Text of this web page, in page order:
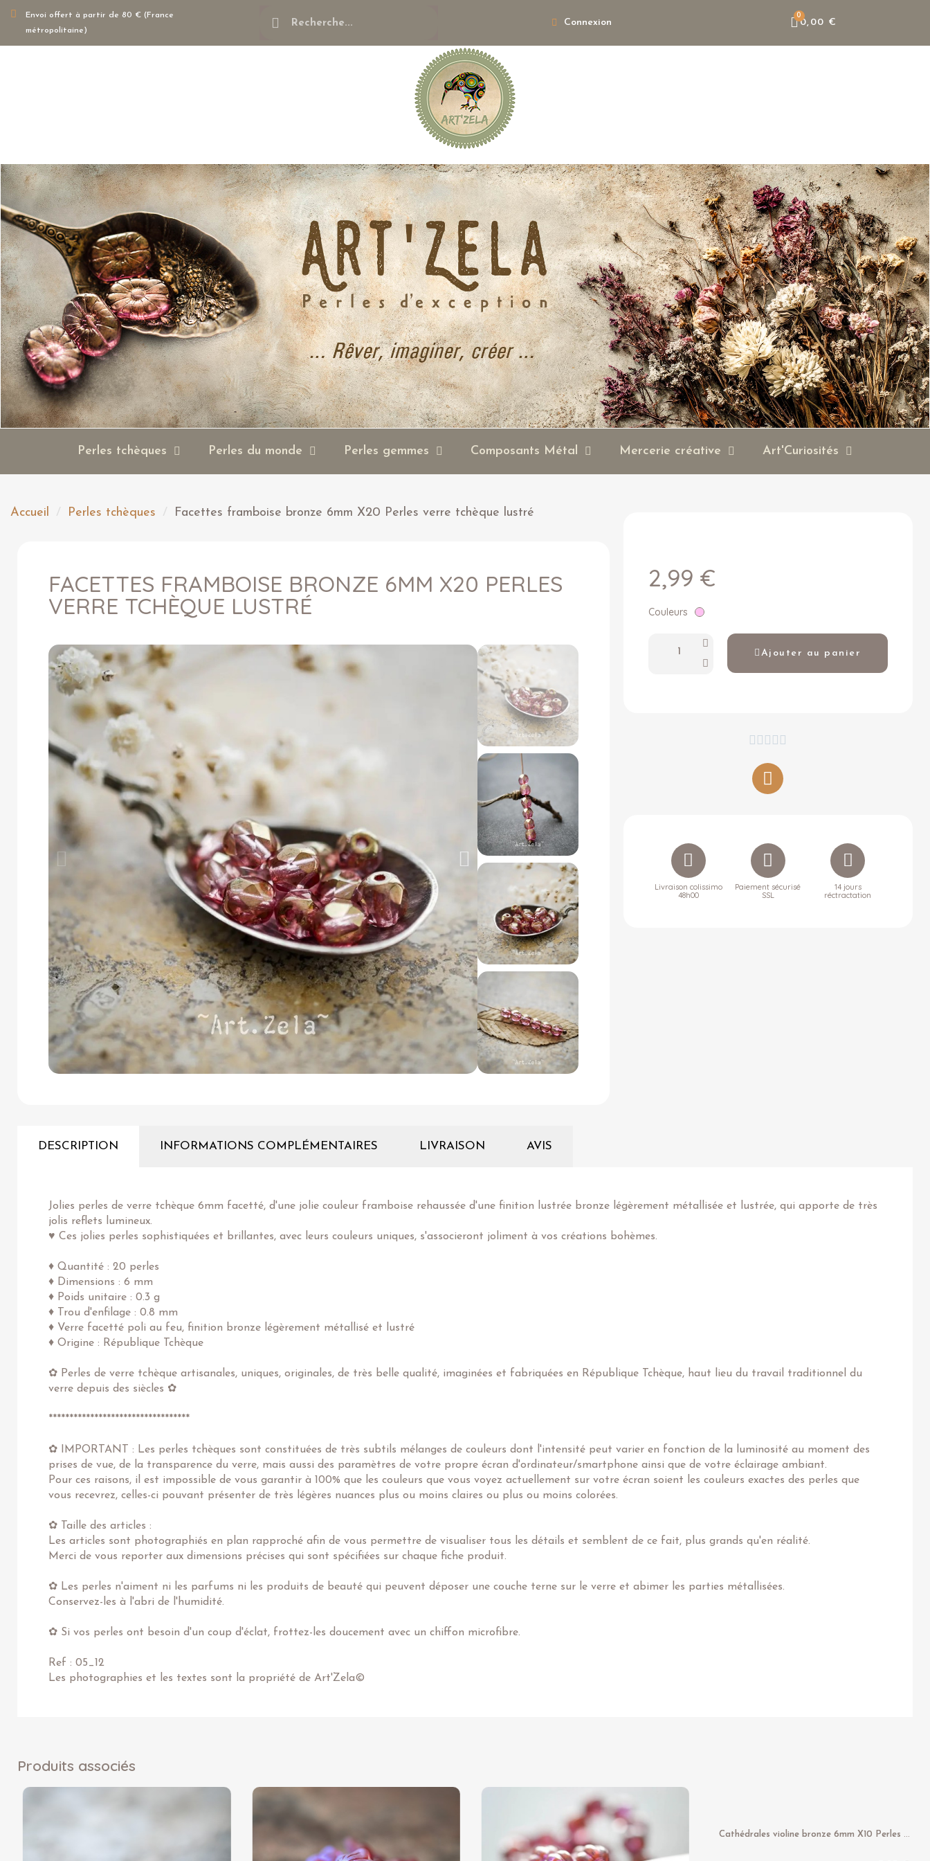
Envoi offert à partir de 80 € (France
métropolitaine)
Connexion 0,00 €
Perles tchèques Perles du monde Perles gemmes Composants Métal Mercerie créative Art'Curiosités
Accueil Perles tchèques Facettes framboise bronze 6mm X20 Perles verre tchèque lustré
FACETTES FRAMBOISE BRONZE 6MM X20 PERLES
VERRE TCHÈQUE LUSTRÉ
2,99 €
Couleurs
Ajouter au panier
    
Livraison colissimo
48h00
Paiement sécurisé
SSL
14 jours
réctractation
DESCRIPTION INFORMATIONS COMPLÉMENTAIRES LIVRAISON AVIS
Jolies perles de verre tchèque 6mm facetté, d'une jolie couleur framboise rehaussée d'une finition lustrée bronze légèrement métallisée et lustrée, qui apporte de très
jolis reflets lumineux.
♥ Ces jolies perles sophistiquées et brillantes, avec leurs couleurs uniques, s'associeront joliment à vos créations bohèmes.
♦ Quantité : 20 perles
♦ Dimensions : 6 mm
♦ Poids unitaire : 0.3 g
♦ Trou d'enfilage : 0.8 mm
♦ Verre facetté poli au feu, finition bronze légèrement métallisé et lustré
♦ Origine : République Tchèque
✿ Perles de verre tchèque artisanales, uniques, originales, de très belle qualité, imaginées et fabriquées en République Tchèque, haut lieu du travail traditionnel du
verre depuis des siècles ✿
**********************************
✿ IMPORTANT : Les perles tchèques sont constituées de très subtils mélanges de couleurs dont l'intensité peut varier en fonction de la luminosité au moment des
prises de vue, de la transparence du verre, mais aussi des paramètres de votre propre écran d'ordinateur/smartphone ainsi que de votre éclairage ambiant.
Pour ces raisons, il est impossible de vous garantir à 100% que les couleurs que vous voyez actuellement sur votre écran soient les couleurs exactes des perles que
vous recevrez, celles-ci pouvant présenter de très légères nuances plus ou moins claires ou plus ou moins colorées.
✿ Taille des articles :
Les articles sont photographiés en plan rapproché afin de vous permettre de visualiser tous les détails et semblent de ce fait, plus grands qu'en réalité.
Merci de vous reporter aux dimensions précises qui sont spécifiées sur chaque fiche produit.
✿ Les perles n'aiment ni les parfums ni les produits de beauté qui peuvent déposer une couche terne sur le verre et abimer les parties métallisées.
Conservez-les à l'abri de l'humidité.
✿ Si vos perles ont besoin d'un coup d'éclat, frottez-les doucement avec un chiffon microfibre.
Ref : 05_12
Les photographies et les textes sont la propriété de Art'Zela©
Produits associés